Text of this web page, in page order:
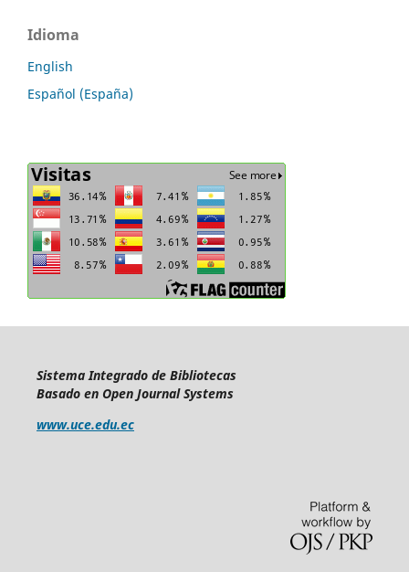
Idioma
English
Español (España)
Sistema Integrado de Bibliotecas
Basado en Open Journal Systems
www.uce.edu.ec